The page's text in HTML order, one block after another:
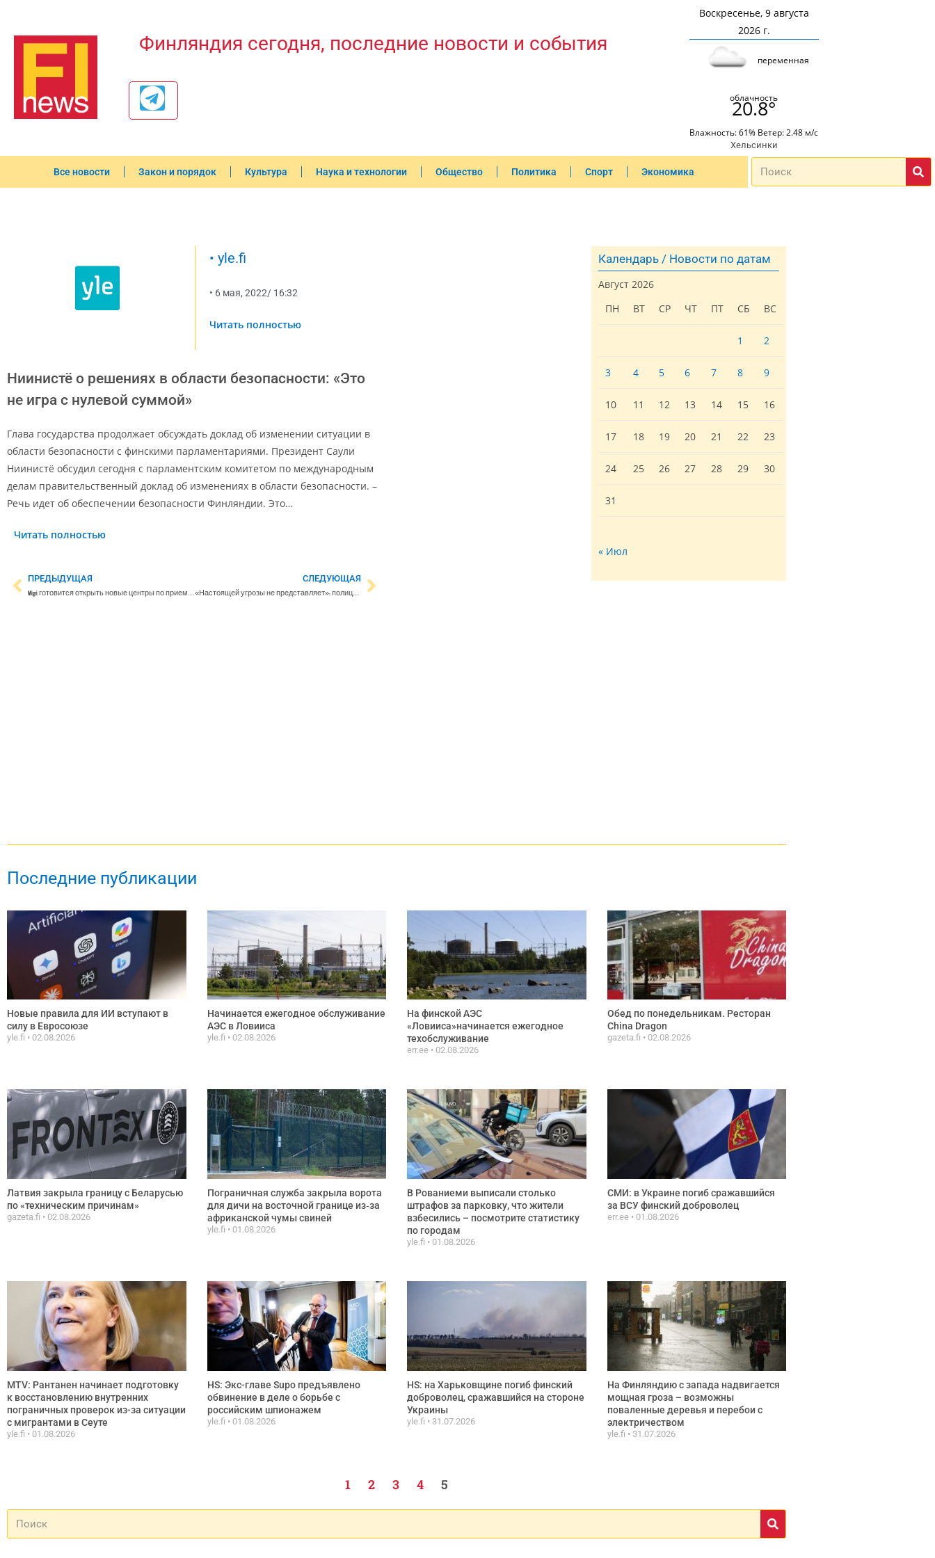
Финляндия сегодня, последние новости и события
Воскресенье, 9 августа
2026 г.
переменная
облачность
20.8°
Влажность: 61% Ветер: 2.48 м/с
Хельсинки
Все новости Закон и порядок Культура Наука и технологии Общество Политика Спорт Экономика
• yle.fi
• 6 мая, 2022/ 16:32
Читать полностью
Ниинистё о решениях в области безопасности: «Это
не игра с нулевой суммой»
Глава государства продолжает обсуждать доклад об изменении ситуации в
области безопасности с финскими парламентариями. Президент Саули
Ниинистё обсудил сегодня с парламентским комитетом по международным
делам правительственный доклад об изменениях в области безопасности. –
Речь идет об обеспечении безопасности Финляндии. Это…
Читать полностью
ПРЕДЫДУЩАЯ
Migri готовится открыть новые центры по приему украинских беженцев
СЛЕДУЮЩАЯ
«Настоящей угрозы не представляет»: полиция Хельсинки сообщила, что подготовка к пророссийскому автопробегу будет минимальной
Календарь / Новости по датам
Август 2026
ПН
ВТ СР ЧТ ПТ СБ ВС
1 2
3 4 5 6 7 8 9
10 11 12 13 14 15 16
17 18 19 20 21 22 23
24 25 26 27 28 29 30
31
« Июл
Последние публикации
Новые правила для ИИ вступают в
силу в Евросоюзе
yle.fi 02.08.2026
Начинается ежегодное обслуживание
АЭС в Ловииса
yle.fi 02.08.2026
На финской АЭС
«Ловииса»начинается ежегодное
техобслуживание
err.ee 02.08.2026
Обед по понедельникам. Ресторан
China Dragon
gazeta.fi 02.08.2026
Латвия закрыла границу с Беларусью
по «техническим причинам»
gazeta.fi 02.08.2026
Пограничная служба закрыла ворота
для дичи на восточной границе из‑за
африканской чумы свиней
yle.fi 01.08.2026
В Рованиеми выписали столько
штрафов за парковку, что жители
взбесились – посмотрите статистику
по городам
yle.fi 01.08.2026
СМИ: в Украине погиб сражавшийся
за ВСУ финский доброволец
err.ee 01.08.2026
MTV: Рантанен начинает подготовку
к восстановлению внутренних
пограничных проверок из-за ситуации
с мигрантами в Сеуте
yle.fi 01.08.2026
HS: Экс-главе Supo предъявлено
обвинение в деле о борьбе с
российским шпионажем
yle.fi 01.08.2026
HS: на Харьковщине погиб финский
доброволец, сражавшийся на стороне
Украины
yle.fi 31.07.2026
На Финляндию с запада надвигается
мощная гроза – возможны
поваленные деревья и перебои с
электричеством
yle.fi 31.07.2026
1 2 3 4 5